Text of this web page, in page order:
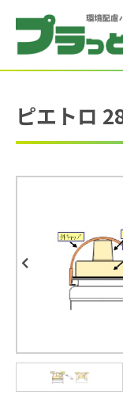
ピエトロ
Previous